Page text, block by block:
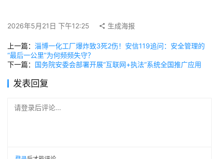
2026年5月21日 下午12:25 生成海报
上一篇： 淄博一化工厂爆炸致3死2伤！安信119追问：安全管理的
“最后一公里”为何频频失守？
下一篇： 国务院安委会部署开展“互联网+执法”系统全国推广应用
发表回复
请登录后评论...